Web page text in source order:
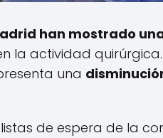
han mostrado
la actividad
una
de espera de la